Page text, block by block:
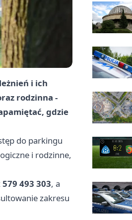
i ich
rodzinna -
gdzie
do parkingu
i rodzinne,
579 493 303, a
zakresu